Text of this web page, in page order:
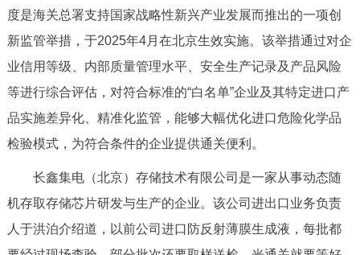
中介服务 阳光政务
12345网上接诉即办 我要咨询 我要建议
参与调查 在线访谈 图说互动
走进北京
北京概况 十六区概览 人文北京
度是海关总署支持国家战略性新兴产业发展而推出的一项创
新监管举措，于2025年4月在北京生效实施。该举措通过对企
业信用等级、内部质量管理水平、安全生产记录及产品风险
等进行综合评估，对符合标准的“白名单”企业及其特定进口产
品实施差异化、精准化监管，能够大幅优化进口危险化学品
检验模式，为符合条件的企业提供通关便利。
长鑫集电（北京）存储技术有限公司是一家从事动态随
机存取存储芯片研发与生产的企业。该公司进出口业务负责
人于洪泊介绍道，以前公司进口防反射薄膜生成液，每批都